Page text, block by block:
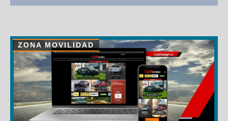
ZONA MOVILIDAD